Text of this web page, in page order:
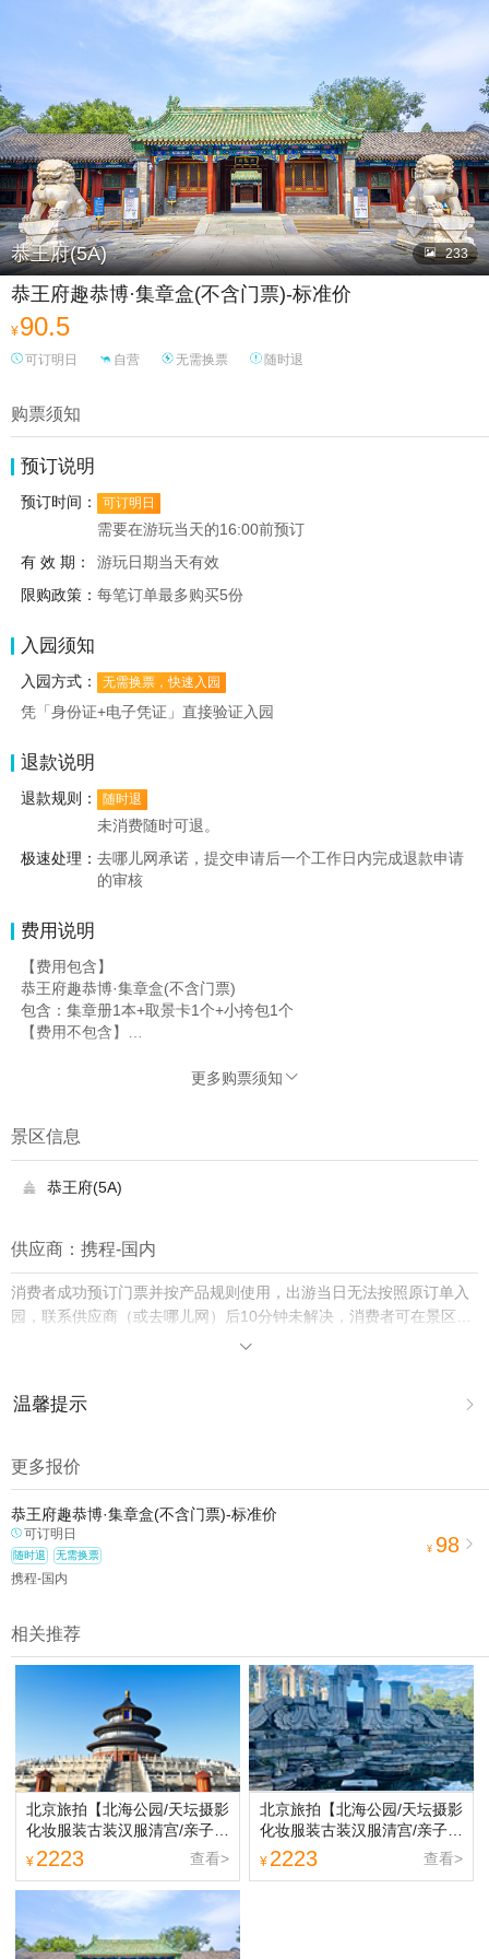
恭王府(5A)  233
恭王府趣恭博·集章盒(不含门票)-标准价
¥90.5
可订明日 自营 无需换票 随时退
购票须知
预订说明
预订时间： 可订明日
需要在游玩当天的16:00前预订
有 效 期：
游玩日期当天有效
限购政策： 每笔订单最多购买5份
入园须知
入园方式： 无需换票，快速入园
凭「身份证+电子凭证」直接验证入园
退款说明
退款规则： 随时退
未消费随时可退。
极速处理： 去哪儿网承诺，提交申请后一个工作日内完成退款申请
的审核
费用说明
【费用包含】
恭王府趣恭博·集章盒(不含门票)
包含：集章册1本+取景卡1个+小挎包1个
【费用不包含】
更多购票须知 
景区信息
 恭王府(5A)
供应商：携程-国内
消费者成功预订门票并按产品规则使用，出游当日无法按照原订单入
园，联系供应商（或去哪儿网）后10分钟未解决，消费者可在景区购
买门市价入园并保留票根，去哪儿网将双倍赔付差价。

温馨提示 
动（如跳伞、潜水、滑雪等）前，请务必仔细阅读
2.为普及旅游安全知识及旅游文明公约，使您的旅程顺利圆满完成，
特制定《去哪儿网旅游安全手册》，请您认真阅读并切实遵守。
更多报价
恭王府趣恭博·集章盒(不含门票)-标准价
可订明日
随时退 无需换票
携程-国内
¥ 98 
相关推荐
北京旅拍【北海公园/天坛摄影
化妆服装古装汉服清宫/亲子闺
蜜情侣写真】
¥ 2223 查看>
北京旅拍【北海公园/天坛摄影
化妆服装古装汉服清宫/亲子闺
蜜情侣写真】
¥ 2223 查看>